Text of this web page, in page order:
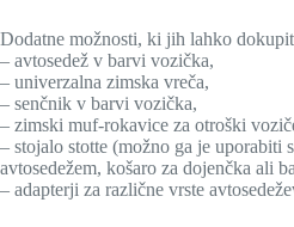
Dodatne možnosti, ki jih lahko
– avtosedež v barvi vozička,
– univerzalna zimska vreča,
– senčnik v barvi vozička,
– zimski muf-rokavice za otroški
– stojalo stotte (možno ga je uporabiti
avtosedežem, košaro za dojenčka ali
– adapterji za različne vrste